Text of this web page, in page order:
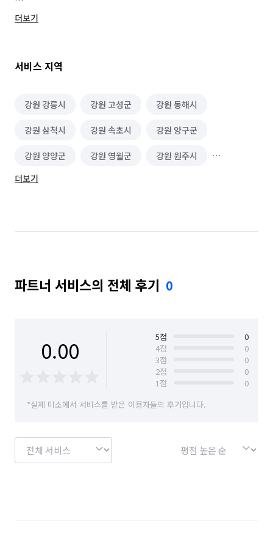
가정집 청소뿐만 아니라 에어컨 세탁기 냉장고 등 가전제품
아이나 반려동물이 사용하는 공간도 안심할 수 있도록
작업합니다.
또한 상가 사무실 공장 식당 학원 병원 등 업종별 특성에 맞춘
상황에 맞게 상담 후 진행해 드립니다.
원주 지역 직접 운영으로 외주 없이 숙련된 작업자가 현장을
책임지고 있으며 작업 전후 설명과 추가 비용 사전 안내를
싶으시다면 편하게 문의 주세요. 정직한 상담과 꼼꼼한 작업으로
더보기
서비스 지역
강원 강릉시 강원 고성군 강원 동해시
강원 삼척시 강원 속초시 강원 양구군
강원 양양군 강원 영월군 강원 원주시
강원 인제군
강원 홍천군 강원 화천군 강원 횡성군
경기 성남시 수정구 경기 양평군
충북 단양군
충북 보은군 충북 옥천군
충북 증평군
충북 진천군 충북 청주시 상당구
충북 청주시 서원구
충북 청주시 흥덕구
더보기
파트너 서비스의 전체 후기 0
0.00 5점
0
4점
0
3점
0
2점
0
1점
0
*실제 미소에서 서비스를 받은 이용자들의 후기입니다.